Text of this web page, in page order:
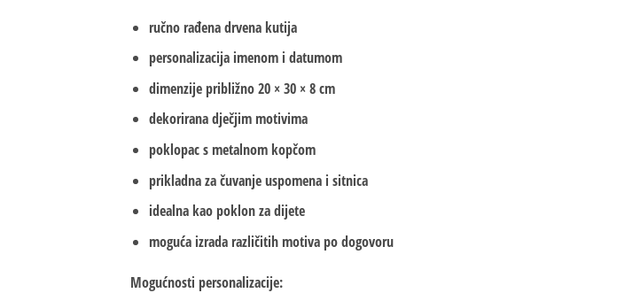
ručno rađena drvena kutija
personalizacija imenom i datumom
dimenzije približno 20 × 30 × 8 cm
dekorirana dječjim motivima
poklopac s metalnom kopčom
prikladna za čuvanje uspomena i sitnica
idealna kao poklon za dijete
moguća izrada različitih motiva po dogovoru
Mogućnosti personalizacije: